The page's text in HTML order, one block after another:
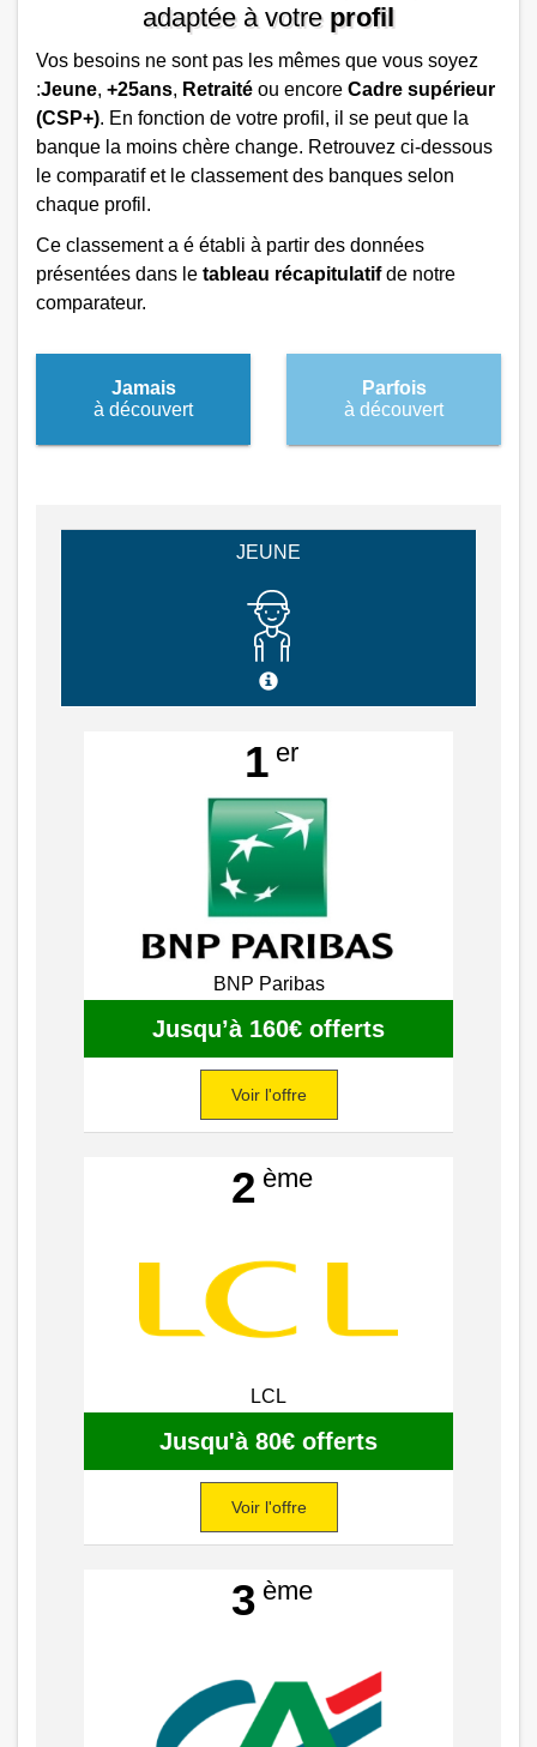
adaptée à votre profil
Vos besoins ne sont pas les mêmes que vous soyez
:Jeune, +25ans, Retraité ou encore Cadre supérieur
(CSP+). En fonction de votre profil, il se peut que la
banque la moins chère change. Retrouvez ci-dessous
le comparatif et le classement des banques selon
chaque profil.
Ce classement a é établi à partir des données
présentées dans le tableau récapitulatifde notre
comparateur.
Jamais
à découvert
Parfois
à découvert
JEUNE
1er
BNP Paribas
Jusqu’à 160€ offerts
Voir l'offre
2ème
LCL
Jusqu'à 80€ offerts
Voir l'offre
3ème